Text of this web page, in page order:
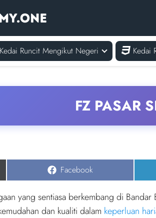
Kedai Runcit Mengikut Negeri Kedai
FZ PASAR
Share
Facebook
yang sentiasa berkembang di
dan kualiti dalam keperluan